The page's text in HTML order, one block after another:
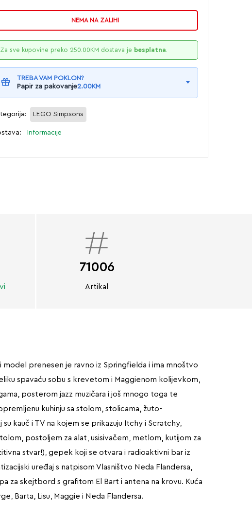
NEMA NA ZALIHI
Za sve kupovine preko 250.00KM dostava je besplatna.
TREBA VAM POKLON?
Papir za pakovanje2.00KM
LEGO Simpsons
Informacije
71006
Artikal
model prenesen je ravno iz Springfielda i ima mnoštvo
spavaću sobu s krevetom i Maggienom kolijevkom,
posterom jazz muzičara i još mnogo toga te
kuhinju sa stolom, stolicama, žuto-
kauč i TV na kojem se prikazuju Itchy i Scratchy,
postoljem za alat, usisivačem, metlom, kutijom za
stvar!), gepek koji se otvara i radioaktivni bar iz
uređaj s natpisom Vlasništvo Neda Flandersa,
za skejtbord s grafitom El Bart i antena na krovu. Kuća
Barta, Lisu, Maggie i Neda Flandersa.